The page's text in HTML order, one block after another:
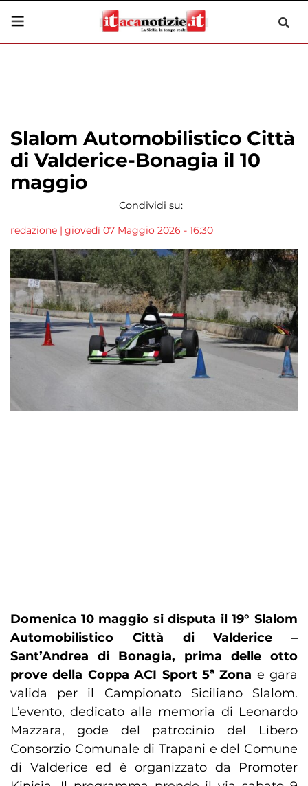
Slalom Automobilistico Città
di Valderice-Bonagia il 10
maggio
Condividi su:
redazione | giovedì 07 Maggio 2026 - 16:30
Domenica 10 maggio si disputa il 19° Slalom
Automobilistico Città di Valderice –
Sant’Andrea di Bonagia, prima delle otto
prove della Coppa ACI Sport 5ª Zona e gara
valida per il Campionato Siciliano Slalom.
L’evento, dedicato alla memoria di Leonardo
Mazzara, gode del patrocinio del Libero
Consorzio Comunale di Trapani e del Comune
di Valderice ed è organizzato da Promoter